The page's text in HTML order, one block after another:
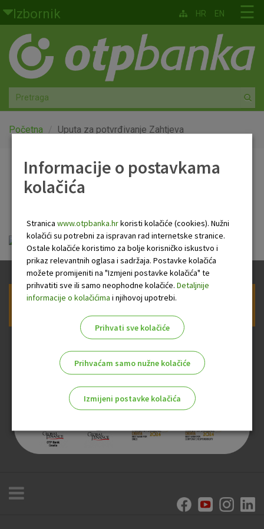
Skoči na glavni sadržaj
Izbornik
Građani
Privatno bankarstvo
Agro
Mala poduzeća i obrtnici
Globalna tržišta
O nama
☰
HR EN
Početna Uputa za potvrđivanje Zahtjeva
Uputa za potvrđivanje
uputa_za_potvrdjivanje_zahtjeva.pdf
Prijava na newsletter OTP banke
Informacije o postavkama
kolačića
Stranica www.otpbanka.hrkoristi kolačiće (cookies). Nužni
kolačići su potrebni za ispravan rad internetske stranice.
Ostale kolačiće koristimo za bolje korisničko iskustvo i
prikaz relevantnih oglasa i sadržaja. Postavke kolačića
možete promijeniti na "Izmjeni postavke kolačića" te
prihvatiti sve ili samo neophodne kolačiće. Detaljnije
informacije o kolačićima i njihovoj upotrebi.
Prihvati sve kolačiće
Prihvaćam samo nužne kolačiće
Izmijeni postavke kolačića